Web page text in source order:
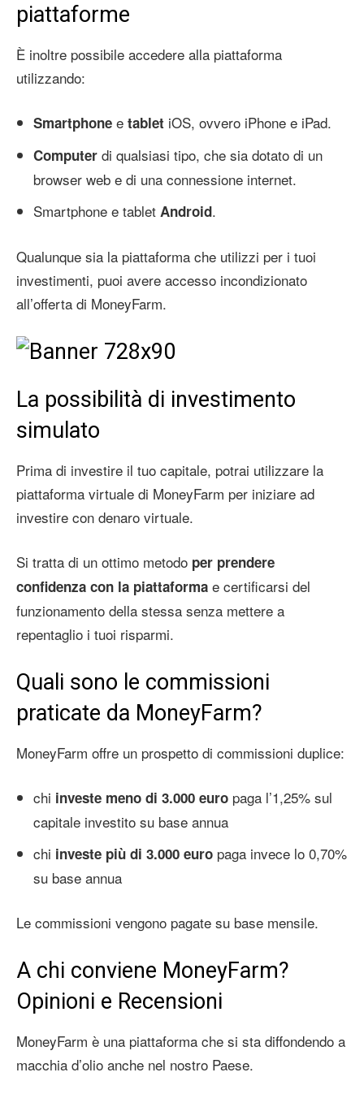
piattaforme
È inoltre possibile accedere alla piattaforma
utilizzando:
Smartphone e tablet iOS, ovvero iPhone e iPad.
Computer di qualsiasi tipo, che sia dotato di un
browser web e di una connessione internet.
Smartphone e tablet Android.
Qualunque sia la piattaforma che utilizzi per i tuoi
investimenti, puoi avere accesso incondizionato
all’offerta di MoneyFarm.
La possibilità di investimento
simulato
Prima di investire il tuo capitale, potrai utilizzare la
piattaforma virtuale di MoneyFarm per iniziare ad
investire con denaro virtuale.
Si tratta di un ottimo metodo per prendere
confidenza con la piattaforma e certificarsi del
funzionamento della stessa senza mettere a
repentaglio i tuoi risparmi.
Quali sono le commissioni
praticate da MoneyFarm?
MoneyFarm offre un prospetto di commissioni duplice:
chi investe meno di 3.000 euro paga l’1,25% sul
capitale investito su base annua
chi investe più di 3.000 euro paga invece lo 0,70%
su base annua
Le commissioni vengono pagate su base mensile.
A chi conviene MoneyFarm?
Opinioni e Recensioni
MoneyFarm è una piattaforma che si sta diffondendo a
macchia d’olio anche nel nostro Paese.